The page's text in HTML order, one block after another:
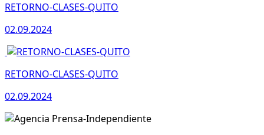
RETORNO-CLASES-QUITO
02.09.2024
RETORNO-CLASES-QUITO
02.09.2024